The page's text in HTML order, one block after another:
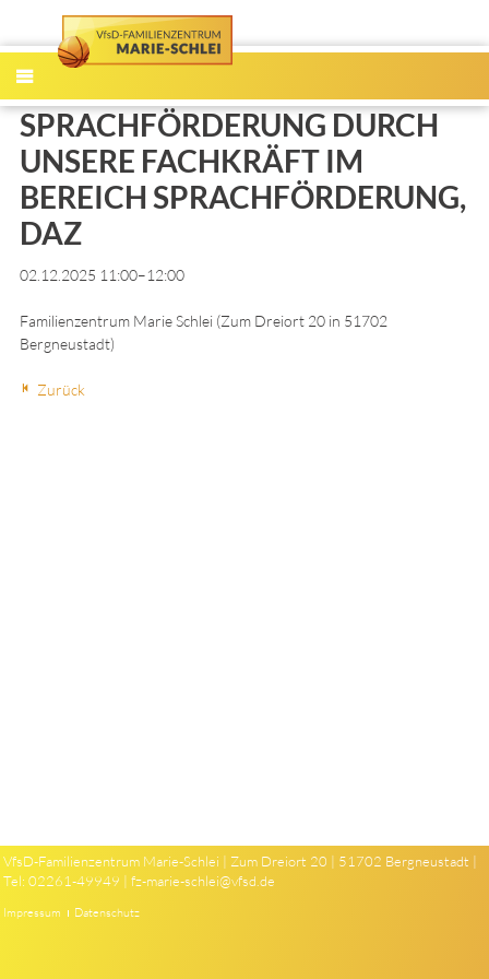
MENÜ
SPRACHFÖRDERUNG DURCH
UNSERE FACHKRÄFT IM
BEREICH SPRACHFÖRDERUNG,
DAZ
02.12.2025 11:00–12:00
Familienzentrum Marie Schlei(Zum Dreiort 20 in 51702
Bergneustadt)
Zurück
VfsD-Familienzentrum Marie-Schlei | Zum Dreiort 20 | 51702 Bergneustadt |
Tel: 02261-49949 |fz-marie-schlei@vfsd.de
Impressum Datenschutz